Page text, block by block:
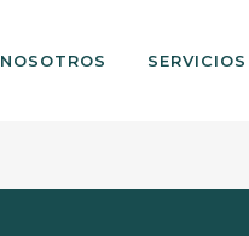
NOSOTROS SERVICIOS